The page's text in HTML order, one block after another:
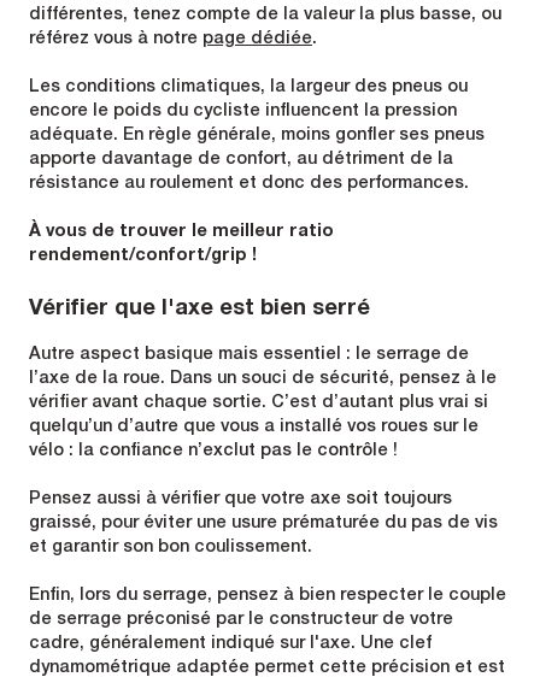
différentes, tenez compte de la valeur la plus basse, ou
référez vous à notre page dédiée.
Les conditions climatiques, la largeur des pneus ou
encore le poids du cycliste influencent la pression
adéquate. En règle générale, moins gonfler ses pneus
apporte davantage de confort, au détriment de la
résistance au roulement et donc des performances.
À vous de trouver le meilleur ratio
rendement/confort/grip !
Vérifier que l'axe est bien serré
Autre aspect basique mais essentiel : le serrage de
l’axe de la roue. Dans un souci de sécurité, pensez à le
vérifier avant chaque sortie. C’est d’autant plus vrai si
quelqu’un d’autre que vous a installé vos roues sur le
vélo : la confiance n’exclut pas le contrôle !
Pensez aussi à vérifier que votre axe soit toujours
graissé, pour éviter une usure prématurée du pas de vis
et garantir son bon coulissement.
Enfin, lors du serrage, pensez à bien respecter le couple
de serrage préconisé par le constructeur de votre
cadre, généralement indiqué sur l'axe. Une clef
dynamométrique adaptée permet cette précision et est